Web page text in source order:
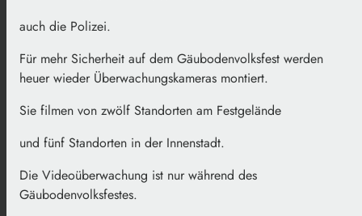
auch die Polizei.
Für mehr Sicherheit auf dem Gäubodenvolksfest werden
heuer wieder Überwachungskameras montiert.
Sie filmen von zwölf Standorten am Festgelände
und fünf Standorten in der Innenstadt.
Die Videoüberwachung ist nur während des
Gäubodenvolksfestes.